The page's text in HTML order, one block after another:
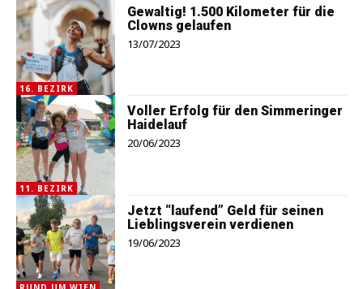
16. BEZIRK
Gewaltig! 1.500 Kilometer für die
Clowns gelaufen
13/07/2023
11. BEZIRK
Voller Erfolg für den Simmeringer
Haidelauf
20/06/2023
Jetzt “laufend” Geld für seinen
Lieblingsverein verdienen
19/06/2023